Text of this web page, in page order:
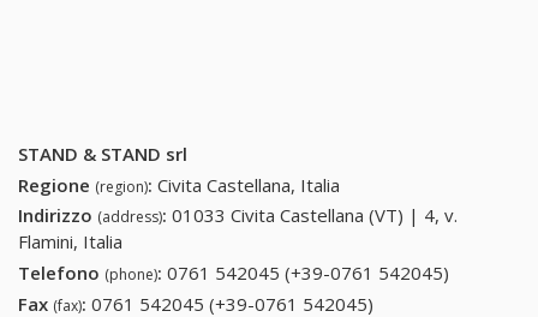
STAND & STAND srl
Regione (region): Civita Castellana, Italia
Indirizzo (address): 01033 Civita Castellana (VT) | 4, v.
Flamini, Italia
Telefono (phone): 0761 542045 (+39-0761 542045)
Fax (fax): 0761 542045 (+39-0761 542045)